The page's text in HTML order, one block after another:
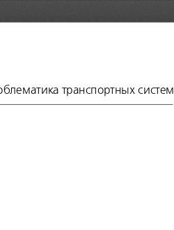
транспортных систем